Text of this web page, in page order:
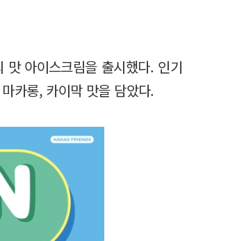
아이스크림을 출시했다. 인기
카롱, 카이막 맛을 담았다.